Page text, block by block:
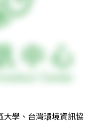
大學、台灣環境資訊協